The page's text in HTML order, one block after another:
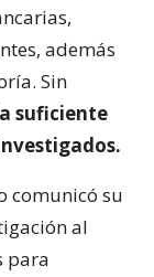
además
Sin
suficiente
comunicó su
al
para